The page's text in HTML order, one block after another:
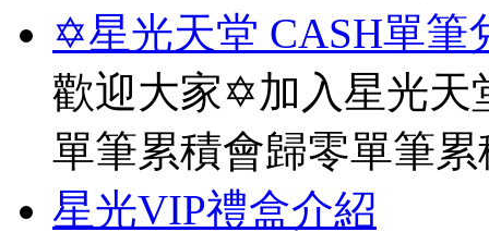
✡星光天堂 CASH單筆
歡迎大家✡加入星光天
單筆累積會歸零單筆
星光VIP禮盒介紹